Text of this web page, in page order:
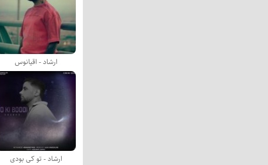
ارشاد - اقیانوس
ارشاد - تو کی بودی